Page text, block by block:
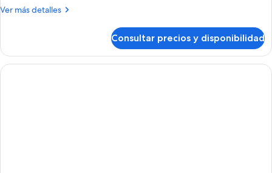
Shower)
Hearing,
Ver más detalles
Más
Consultar precios y disponibilidad